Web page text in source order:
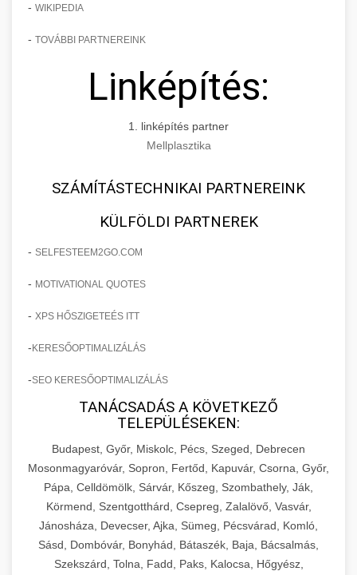
- WIKIPEDIA
- TOVÁBBI PARTNEREINK
Linképítés:
1. linképítés partner
Mellplasztika
SZÁMÍTÁSTECHNIKAI PARTNEREINK
KÜLFÖLDI PARTNEREK
- SELFESTEEM2GO.COM
- MOTIVATIONAL QUOTES
- XPS HŐSZIGETEÉS ITT
-KERESŐOPTIMALIZÁLÁS
-SEO KERESŐOPTIMALIZÁLÁS
TANÁCSADÁS A KÖVETKEZŐ
TELEPÜLÉSEKEN:
Budapest, Győr, Miskolc, Pécs, Szeged, Debrecen
Mosonmagyaróvár, Sopron, Fertőd, Kapuvár, Csorna, Győr,
Pápa, Celldömölk, Sárvár, Kőszeg, Szombathely, Ják,
Körmend, Szentgotthárd, Csepreg, Zalalövő, Vasvár,
Jánosháza, Devecser, Ajka, Sümeg, Pécsvárad, Komló,
Sásd, Dombóvár, Bonyhád, Bátaszék, Baja, Bácsalmás,
Szekszárd, Tolna, Fadd, Paks, Kalocsa, Hőgyész,